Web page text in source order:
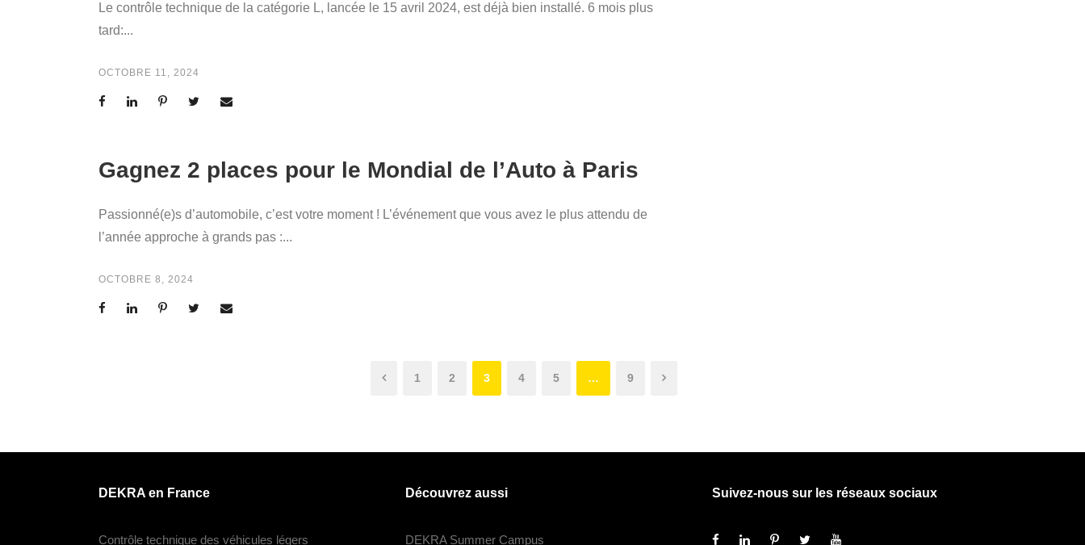
Le contrôle technique de la catégorie L, lancée le 15 avril 2024, est déjà bien installé. 6 mois plus
tard:...
OCTOBRE 11, 2024
Gagnez 2 places pour le Mondial de l’Auto à Paris
Passionné(e)s d’automobile, c’est votre moment ! L’événement que vous avez le plus attendu de
l’année approche à grands pas :...
OCTOBRE 8, 2024
1 2 3 4 5 … 9
DEKRA en France
Contrôle technique des véhicules légers
Découvrez aussi
DEKRA Summer Campus
Suivez-nous sur les réseaux sociaux